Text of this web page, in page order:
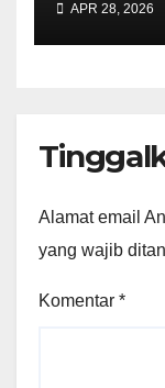
APR 28, 2026
Alamat email
yang wajib
Komentar *